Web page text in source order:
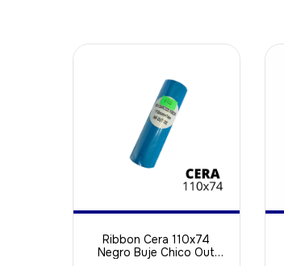
Ribbon Cera 110x74
Negro Buje Chico Out